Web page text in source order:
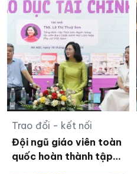
Trao đổi - kết nối
Đội ngũ giáo viên toàn
quốc hoàn thành tập